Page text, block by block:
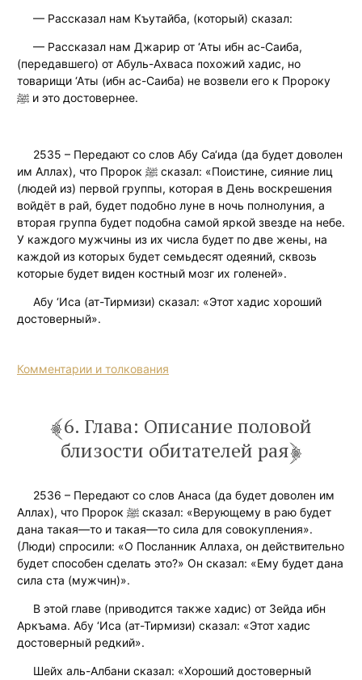
— Рассказал нам Къутайба, (который) сказал:
— Рассказал нам Джарир от ‘Аты ибн ас-Саиба,
(передавшего) от Абуль-Ахваса похожий хадис, но
товарищи ‘Аты (ибн ас-Саиба) не возвели его к Пророку
ﷺ и это достовернее.
2535 – Передают со слов Абу Са‘ида (да будет доволен
им Аллах), что Пророк ﷺ сказал: «Поистине, сияние лиц
(людей из) первой группы, которая в День воскрешения
войдёт в рай, будет подобно луне в ночь полнолуния, а
вторая группа будет подобна самой яркой звезде на небе.
У каждого мужчины из их числа будет по две жены, на
каждой из которых будет семьдесят одеяний, сквозь
которые будет виден костный мозг их голеней».
Абу ‘Иса (ат-Тирмизи) сказал: «Этот хадис хороший
достоверный».
Комментарии и толкования
6. Глава: Описание половой
близости обитателей рая
2536 – Передают со слов Анаса (да будет доволен им
Аллах), что Пророк ﷺ сказал: «Верующему в раю будет
дана такая—то и такая—то сила для совокупления».
(Люди) спросили: «O Посланник Аллаха, он действительно
будет способен сделать это?» Он сказал: «Ему будет дана
сила ста (мужчин)».
В этой главе (приводится также хадис) от Зейда ибн
Аркъама. Абу ‘Иса (ат-Тирмизи) сказал: «Этот хадис
достоверный редкий».
Шейх аль-Албани сказал: «Хороший достоверный